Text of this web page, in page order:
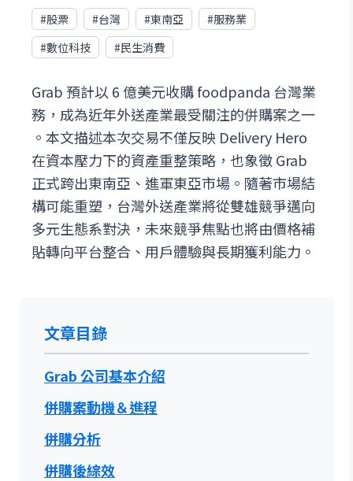
#股票 #台灣 #東南亞 #服務業
#數位科技 #民生消費
Grab 預計以 6 億美元收購 foodpanda 台灣業
務，成為近年外送產業最受關注的併購案之一
。本文描述本次交易不僅反映 Delivery Hero
在資本壓力下的資產重整策略，也象徵 Grab
正式跨出東南亞、進軍東亞市場。隨著市場結
構可能重塑，台灣外送產業將從雙雄競爭邁向
多元生態系對決，未來競爭焦點也將由價格補
貼轉向平台整合、用戶體驗與長期獲利能力。
文章目錄
Grab 公司基本介紹
併購案動機＆進程
併購分析
併購後綜效